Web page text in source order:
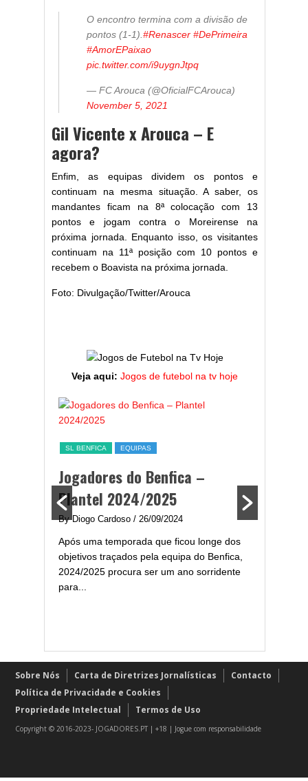
O encontro termina com a divisão de
pontos (1-1). #Renascer #DePrimeira
#AmorEPaixao
pic.twitter.com/i9uygnJtpq
— FC Arouca (@OficialFCArouca)
November 5, 2021
Gil Vicente x Arouca – E
agora?
Enfim, as equipas dividem os pontos e
continuam na mesma situação. A saber, os
mandantes ficam na 8ª colocação com 13
pontos e jogam contra o Moreirense na
próxima jornada. Enquanto isso, os visitantes
continuam na 11ª posição com 10 pontos e
recebem o Boavista na próxima jornada.
Foto: Divulgação/Twitter/Arouca
Veja aqui: Jogos de futebol na tv hoje
SL BENFICA EQUIPAS
Jogadores do Benfica –
Plantel 2024/2025
By Diogo Cardoso / 26/09/2024
Após uma temporada que ficou longe dos
objetivos traçados pela equipa do Benfica,
2024/2025 procura ser um ano sorridente
para...
Sobre Nós Carta de Diretrizes Jornalísticas
Contacto
Política de Privacidade e Cookies
Propriedade Intelectual
Termos de Uso
Copyright © 2016-2023- JOGADORES.PT | +18 | Jogue com responsabilidade